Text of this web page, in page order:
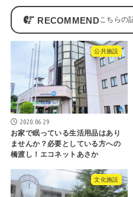
RECOMMEND
公共施設
2020.06.29
お家で眠っている生活用品はあり
ませんか？必要としている方への
橋渡し！エコネットあさか
文化施設